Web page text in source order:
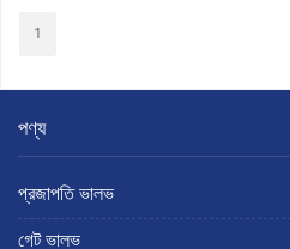
1
পণ্য
প্রজাপতি ভালভ
গেট ভালভ